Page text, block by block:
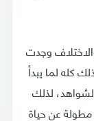
والاختلاف وجدت
كله لما يبدأ
لذلك
عن حياة